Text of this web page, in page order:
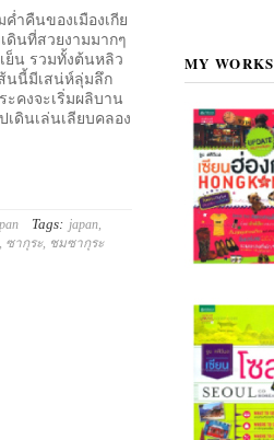
ำคืนของเมืองเกีย
ดินที่สวยงามมากๆ
ย็น รวมทั้งต้นหลิว
นนี้มีเสน่ห์ลุ่มลึก
คงจะเริ่มผลิบาน
เดินเล่นเลียบคลอง
Tags: japan
ซากุระ, ชมซากุระ
MY WORKS